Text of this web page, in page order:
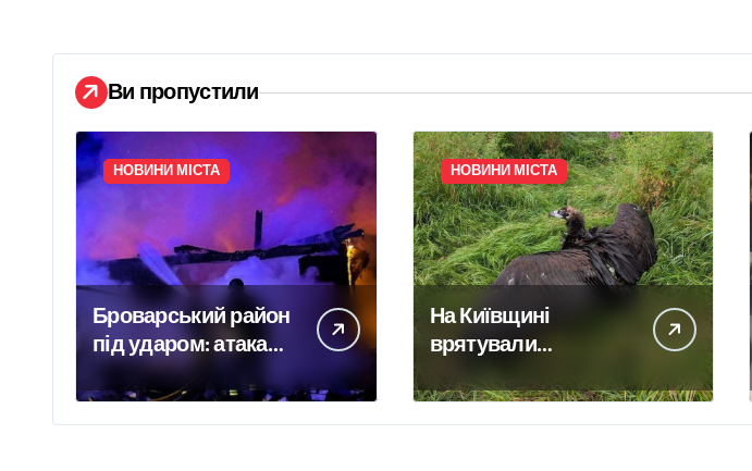
Ви пропустили
НОВИНИ МІСТА
Броварський район
під ударом: атака
забрала життя трьох
людей, серед них
дитина
НОВИНИ МІСТА
На Київщині
врятували
рідкісного грифа з
Німеччини,
занесеного до